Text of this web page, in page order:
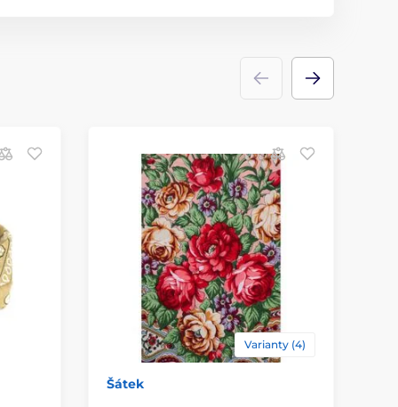
Varianty (4)
Šátek